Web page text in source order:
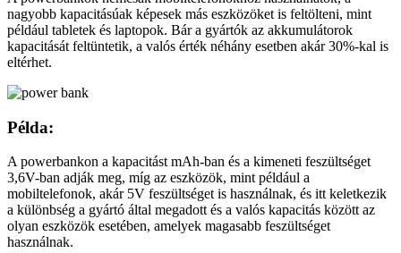
nagyobb kapacitásúak képesek más eszközöket is feltölteni, mint
például tabletek és laptopok. Bár a gyártók az akkumulátorok
kapacitását feltüntetik, a valós érték néhány esetben akár 30%-kal is
eltérhet.
Példa:
A powerbankon a kapacitást mAh-ban és a kimeneti feszültséget
3,6V-ban adják meg, míg az eszközök, mint például a
mobiltelefonok, akár 5V feszültséget is használnak, és itt keletkezik
a különbség a gyártó által megadott és a valós kapacitás között az
olyan eszközök esetében, amelyek magasabb feszültséget
használnak.